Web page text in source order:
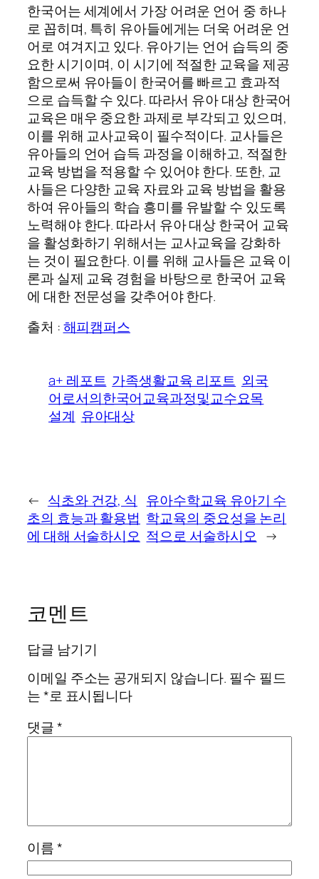
한국어는 세계에서 가장 어려운 언어 중 하나
로 꼽히며, 특히 유아들에게는 더욱 어려운 언
어로 여겨지고 있다. 유아기는 언어 습득의 중
요한 시기이며, 이 시기에 적절한 교육을 제공
함으로써 유아들이 한국어를 빠르고 효과적
으로 습득할 수 있다. 따라서 유아 대상 한국어
교육은 매우 중요한 과제로 부각되고 있으며,
이를 위해 교사교육이 필수적이다. 교사들은
유아들의 언어 습득 과정을 이해하고, 적절한
교육 방법을 적용할 수 있어야 한다. 또한, 교
사들은 다양한 교육 자료와 교육 방법을 활용
하여 유아들의 학습 흥미를 유발할 수 있도록
노력해야 한다. 따라서 유아 대상 한국어 교육
을 활성화하기 위해서는 교사교육을 강화하
는 것이 필요한다. 이를 위해 교사들은 교육 이
론과 실제 교육 경험을 바탕으로 한국어 교육
에 대한 전문성을 갖추어야 한다.
출처 :해피캠퍼스
a+ 레포트 가족생활교육 리포트 외국
어로서의한국어교육과정및교수요목
설계 유아대상
← 식초와 건강, 식
초의 효능과 활용법
에 대해 서술하시오
유아수학교육 유아기 수
학교육의 중요성을 논리
적으로 서술하시오 →
코멘트
답글 남기기
이메일 주소는 공개되지 않습니다. 필수 필드
는*로 표시됩니다
댓글*
이름*